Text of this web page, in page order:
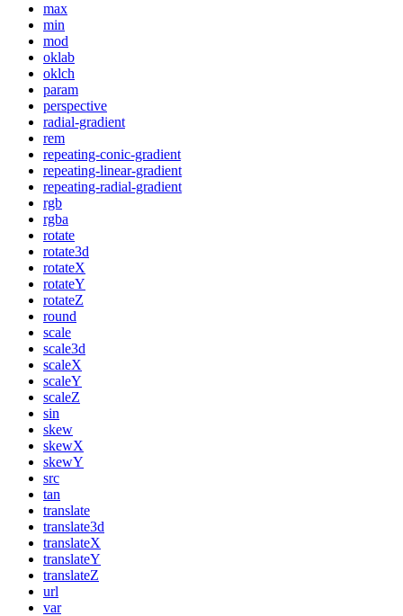
max
min
mod
oklab
oklch
param
perspective
radial-gradient
rem
repeating-conic-gradient
repeating-linear-gradient
repeating-radial-gradient
rgb
rgba
rotate
rotate3d
rotateX
rotateY
rotateZ
round
scale
scale3d
scaleX
scaleY
scaleZ
sin
skew
skewX
skewY
src
tan
translate
translate3d
translateX
translateY
translateZ
url
var